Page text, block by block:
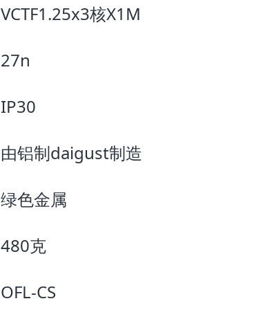
VCTF1.25x3核X1M
27n
IP30
由铝制daigust制造
绿色金属
480克
OFL-CS